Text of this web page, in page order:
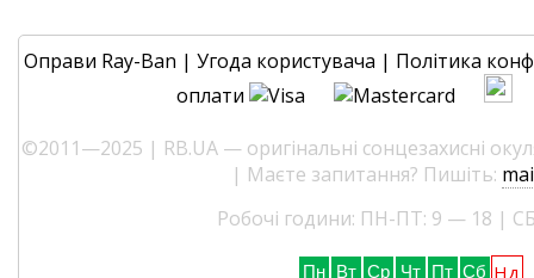
Оправи Ray-Ban | Угода користувача | Політика
оплати
©2011—2025 | RB.UA — оригінальні сонцезахисні
| Маєте запитання? Пишіть:
Робочі години: ПН-ПТ: 9 — 18 |
Пн Вт Ср Чт Пт Сб Нд